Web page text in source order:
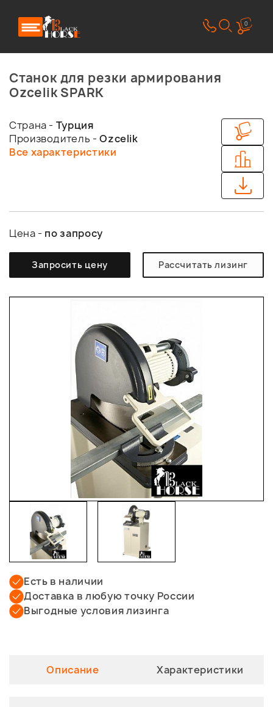
0
Станок для резки армирования
Ozcelik SPARK
Страна - Турция
Производитель -Ozcelik
Все характеристики
Цена - по запросу
Запросить цену Рассчитать лизинг
Есть в наличии
Доставка в любую точку России
Выгодные условия лизинга
Описание Характеристики